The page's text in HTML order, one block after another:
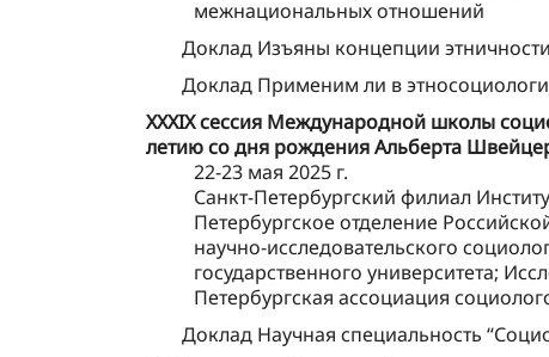
межнациональных отношений
Доклад Изъяны концепции
Доклад Применим ли в
XXXIX сессия Международной школы
летию со дня рождения Альберта
22-23 мая 2025 г.
Санкт-Петербургский филиал
Петербургское отделение
научно-исследовательского
государственного университета;
Петербургская ассоциация
Доклад Научная специальность